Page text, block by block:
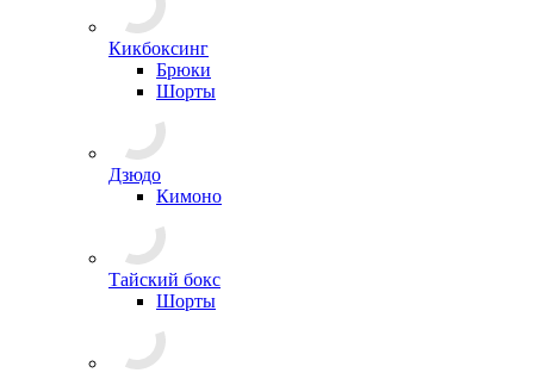
Кикбоксинг
Брюки
Шорты
Дзюдо
Кимоно
Тайский бокс
Шорты